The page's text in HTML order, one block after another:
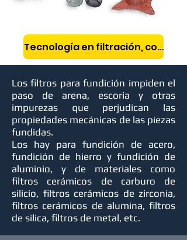
Tecnología en filtración, con
Los filtros para fundición impiden el
paso de arena, escoria y otras
impurezas que perjudican las
propiedades mecánicas de las piezas
fundidas.
Los hay para fundición de acero,
fundición de hierro y fundición de
aluminio, y de materiales como
filtros cerámicos de carburo de
silicio, filtros cerámicos de zirconia,
filtros cerámicos de alumina, filtros
de silica, filtros de metal, etc.